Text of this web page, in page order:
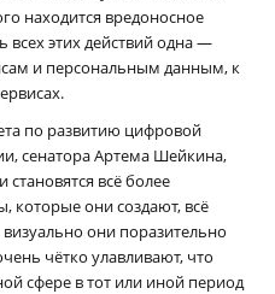
находится вредоносное
этих действий одна —
и персональным данным, к
по развитию цифровой
сенатора Артема Шейкина,
всё более
они создают, всё
они поразительно
чётко улавливают, что
сфере в тот или иной период